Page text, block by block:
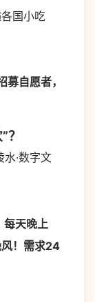
国小吃
自愿者，
·数字文
天晚上
风！需求24